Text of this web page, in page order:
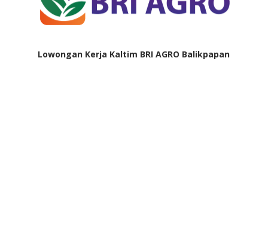
Lowongan Kerja Kaltim BRI AGRO Balikpapan